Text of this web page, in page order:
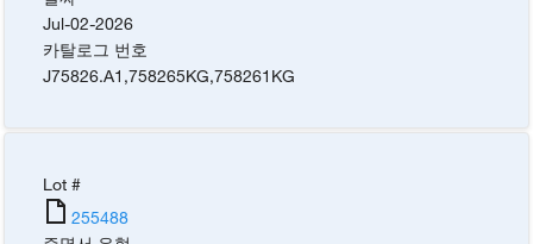
Jul-02-2026
카탈로그 번호
J75826.A1 ,758265KG,758261KG
Lot #
255488